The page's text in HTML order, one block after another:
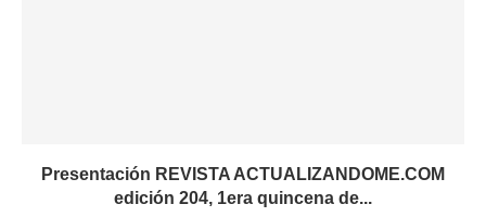
Presentación REVISTA ACTUALIZANDOME.COM
edición 204, 1era quincena de...